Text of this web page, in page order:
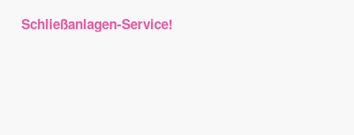
Schließanlagen-Service!